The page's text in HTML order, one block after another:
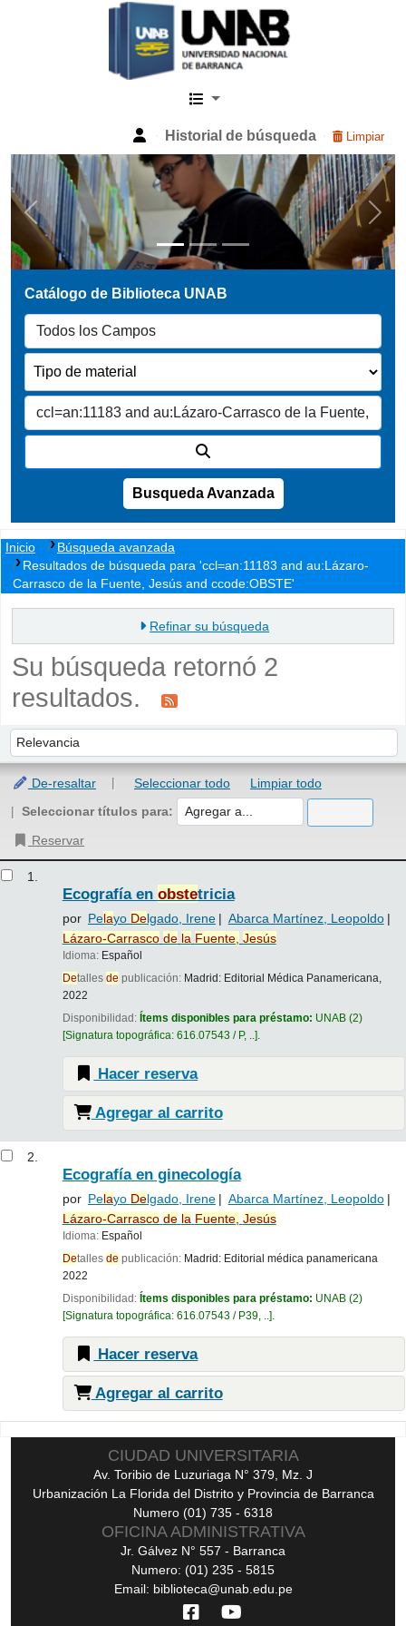
Catalogo Web UNAB
Historial de búsqueda Limpiar
Previous Next
Busqueda Avanzada
Inicio
Búsqueda avanzada
Resultados de búsqueda para 'ccl=an:11183 and au:Lázaro-
Carrasco de la Fuente, Jesús and ccode:OBSTE'
Refinar su búsqueda
Su búsqueda retornó 2
resultados.
Ordenar por:
De-resaltar Seleccionar todo
Limpiar todo
Seleccionar títulos para:
Reservar
1.
Ecografía en obstetricia
por Pelayo Delgado, Irene
Abarca Martínez, Leopoldo
Lázaro-Carrasco de la Fuente, Jesús
Idioma: Español
Detalles de publicación: Madrid: Editorial Médica Panamericana,
2022
Disponibilidad: Ítems disponibles para préstamo: UNAB(2)
Signatura topográfica: 616.07543 / P, .. .
Hacer reserva
Agregar al carrito
2.
Ecografía en ginecología
por Pelayo Delgado, Irene
Abarca Martínez, Leopoldo
Lázaro-Carrasco de la Fuente, Jesús
Idioma: Español
Detalles de publicación: Madrid: Editorial médica panamericana
2022
Disponibilidad: Ítems disponibles para préstamo: UNAB(2)
Signatura topográfica: 616.07543 / P39, .. .
Hacer reserva
Agregar al carrito
CIUDAD UNIVERSITARIA
Av. Toribio de Luzuriaga N° 379, Mz. J
Urbanización La Florida del Distrito y Provincia de Barranca
Numero (01) 735 - 6318
OFICINA ADMINISTRATIVA
Jr. Gálvez N° 557 - Barranca
Numero: (01) 235 - 5815
Email: biblioteca@unab.edu.pe